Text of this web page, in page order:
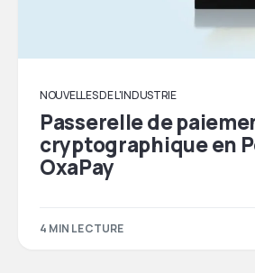
NOUVELLES DE L'INDUSTRIE
Passerelle de
cryptographique en
OxaPay
4 MIN LECTURE